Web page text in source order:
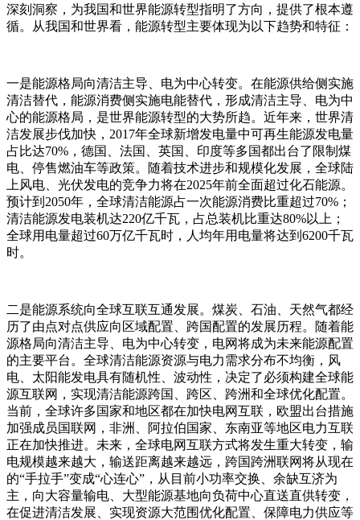
深刻洞察，为我国和世界能源转型指明了方向，提供了根本遵
循。从我国和世界看，能源转型主要体现为以下趋势和特征：
一是能源格局向清洁主导、电为中心转变。在能源供给侧实施
清洁替代，能源消费侧实施电能替代，形成清洁主导、电为中
心的能源格局，是世界能源转型的大势所趋。近年来，世界清
洁发展步伐加快，2017年全球新增发电量中可再生能源发电量
占比达70%，德国、法国、英国、印度等多国都出台了限制煤
电、停售燃油车等政策。随着技术进步和规模化发展，全球陆
上风电、光伏发电的竞争力将在2025年前全面超过化石能源。
预计到2050年，全球清洁能源占一次能源消费比重超过70%；
清洁能源发电装机达220亿千瓦，占总装机比重达80%以上；
全球用电量超过60万亿千瓦时，人均年用电量将达到6200千瓦
时。
二是能源系统向全球互联互通发展。煤炭、石油、天然气都经
历了由点对点供应向区域配置、跨国配置的发展历程。随着能
源格局向清洁主导、电为中心转变，电网将成为未来能源配置
的主要平台。全球清洁能源资源与电力需求分布不均衡，风
电、太阳能发电具有随机性、波动性，决定了必须构建全球能
源互联网，实现清洁能源跨国、跨区、跨洲和全球优化配置。
当前，全球许多国家和地区都在加快电网互联，欧盟出台措施
加强成员国联网，非洲、阿拉伯国家、东南亚等地区电力互联
正在加快推进。未来，全球电网互联方式将发生重大转变，输
电规模越来越大，输送距离越来越远，跨国跨洲联网将从现在
的“手拉手”变成“心连心”，从目前小功率交换、余缺互济为
主，向大容量输电、大型能源基地向负荷中心直送直供转变，
在促进清洁发展、实现资源大范围优化配置、保障电力供应等